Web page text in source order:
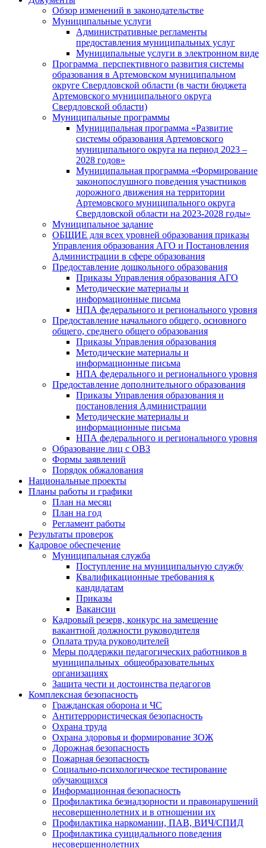
Обзор изменений в законодательстве
Муниципальные услуги
Административные регламенты
предоставления муниципальных услуг
Муниципальные услуги в электронном виде
Программа перспективного развития системы
образования в Артемовском муниципальном
округе Свердловской области (в части бюджета
Артемовского муниципального округа
Свердловской области)
Муниципальные программы
Муниципальная программа «Развитие
системы образования Артемовского
муниципального округа на период 2023 –
2028 годов»
Муниципальная программа «Формирование
законопослушного поведения участников
дорожного движения на территории
Артемовского муниципального округа
Свердловской области на 2023-2028 годы»
Муниципальное задание
ОБЩИЕ для всех уровней образования приказы
Управления образования АГО и Постановления
Администрации в сфере образования
Предоставление дошкольного образования
Приказы Управления образования АГО
Методические материалы и
информационные письма
НПА федерального и регионального уровня
Предоставление начального общего, основного
общего, среднего общего образования
Приказы Управления образования
Методические материалы и
информационные письма
НПА федерального и регионального уровня
Предоставление дополнительного образования
Приказы Управления образования и
постановления Администрации
Методические материалы и
информационные письма
НПА федерального и регионального уровня
Образование лиц с ОВЗ
Формы заявлений
Порядок обжалования
Национальные проекты
Планы работы и графики
План на месяц
План на год
Регламент работы
Результаты проверок
Кадровое обеспечение
Муниципальная служба
Поступление на муниципальную службу
Квалификационные требования к
кандидатам
Приказы
Вакансии
Кадровый резерв, конкурс на замещение
вакантной должности руководителя
Оплата труда руководителей
Меры поддержки педагогических работников в
муниципальных общеобразовательных
организациях
Защита чести и достоинства педагогов
Комплексная безопасность
Гражданская оборона и ЧС
Антитеррористическая безопасность
Охрана труда
Охрана здоровья и формирование ЗОЖ
Дорожная безопасность
Пожарная безопасность
Социально-психологическое тестирование
обучающихся
Информационная безопасность
Профилактика безнадзорности и правонарушений
несовершеннолетних и в отношении их
Профилактика наркомании, ПАВ, ВИЧ/СПИД
Профилактика суицидального поведения
несовершеннолетних